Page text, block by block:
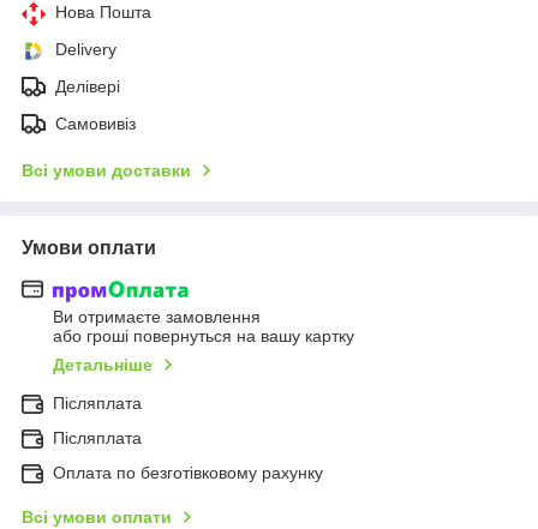
Нова Пошта
Delivery
Делівері
Самовивіз
Всі умови доставки
Умови оплати
Ви отримаєте замовлення
або гроші повернуться на вашу картку
Детальніше
Післяплата
Післяплата
Оплата по безготівковому рахунку
Всі умови оплати